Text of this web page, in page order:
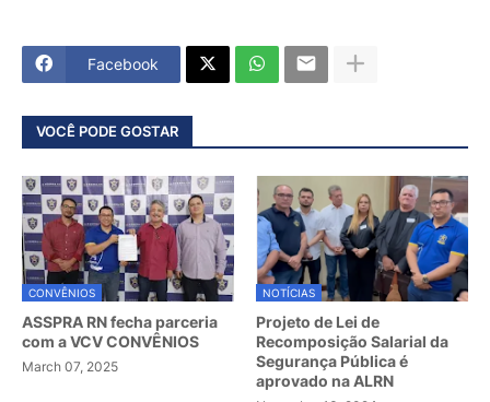
Facebook
VOCÊ PODE GOSTAR
CONVÊNIOS
ASSPRA RN fecha parceria
com a VCV CONVÊNIOS
March 07, 2025
NOTÍCIAS
Projeto de Lei de
Recomposição Salarial da
Segurança Pública é
aprovado na ALRN